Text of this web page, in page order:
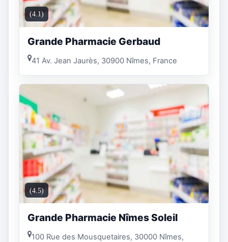
(4.1)
Grande Pharmacie Gerbaud
41 Av. Jean Jaurès, 30900 Nîmes, France
(4.5)
Grande Pharmacie Nîmes Soleil
100 Rue des Mousquetaires, 30000 Nîmes,